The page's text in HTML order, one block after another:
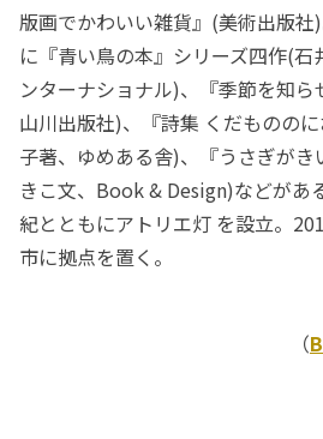
版画でかわいい雑貨』(美術出版
に『青い鳥の本』シリーズ四作(石
ンターナショナル)、『季節を知ら
山川出版社)、『詩集 くだものの
子著、ゆめある舎)、『うさぎが
きこ文、Book & Design)などがあ
紀とともにアトリエ灯 を設立。
市に拠点を置く。
（